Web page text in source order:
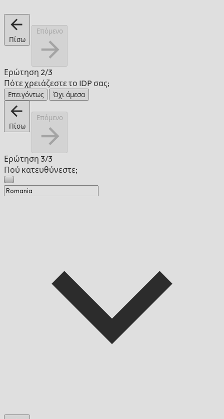
Πίσω
Επόμενο
Ερώτηση 2/3
Πότε χρειάζεστε το IDP σας;
Επειγόντως Όχι άμεσα
Πίσω
Επόμενο
Ερώτηση 3/3
Πού κατευθύνεστε;